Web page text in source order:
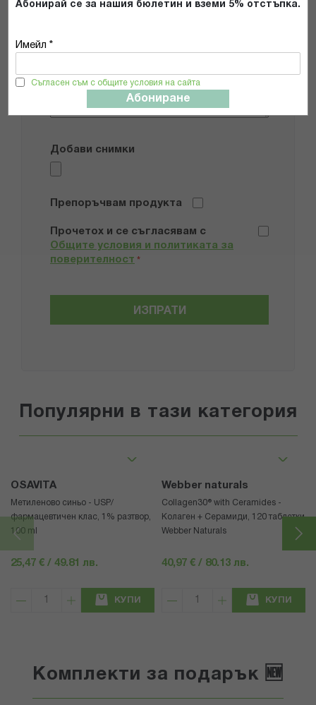
Абонирай се за нашия бюлетин и вземи 5% отстъпка.
Имейл *
Съгласен съм с общите условия на сайта
Абониране
Мнение
Добави снимки
Препоръчвам продукта
Прочетох и се съгласявам с
Общите условия и политиката за
поверителност *
ИЗПРАТИ
Популярни в тази категория
OSAVITA
Метиленово синьо - USP/
фармацевтичен клас, 1% разтвор,
100 ml
25,47 € / 49.81 лв.
КУПИ
Webber naturals
Collagen30® with Ceramides -
Колаген + Серамиди, 120 таблетки
Webber Naturals
40,97 € / 80.13 лв.
КУПИ
Комплекти за подарък 🆕